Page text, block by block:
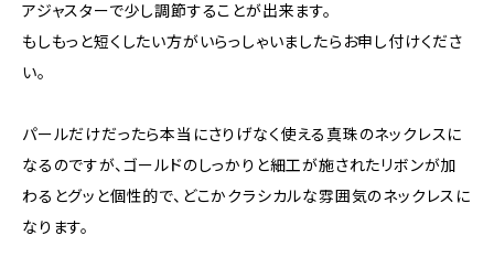
アジャスターで少し調節することが出来ます。
もしもっと短くしたい方がいらっしゃいましたらお申し付けくださ
い。
パールだけだったら本当にさりげなく使える真珠のネックレスに
なるのですが、ゴールドのしっかりと細工が施されたリボンが加
わるとグッと個性的で、どこかクラシカルな雰囲気のネックレスに
なります。